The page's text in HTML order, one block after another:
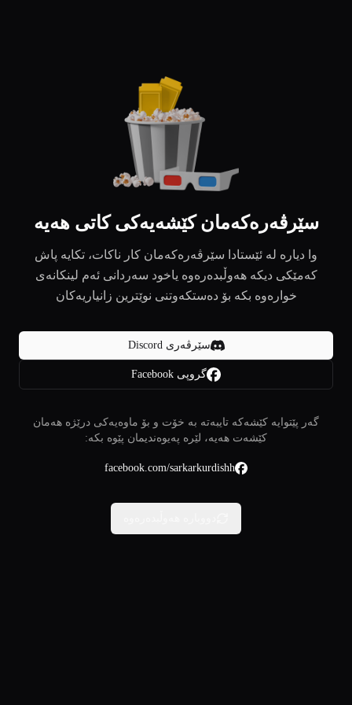
سێرڤەرەکەمان کێشەیەکی کاتی هەیە
وا دیارە لە ئێستادا سێرڤەرەکەمان کار ناکات، تکایە پاش
کەمێکی دیکە هەوڵبدەرەوە یاخود سەردانی ئەم لینکانەی
خوارەوە بکە بۆ دەستکەوتنی نوێترین زانیاریەکان
سێرڤەری Discord
گروپی Facebook
گەر پێتوایە کێشەکە تایبەتە بە خۆت و بۆ ماوەیەکی درێژە هەمان
کێشەت هەیە، لێرە پەیوەندیمان پێوە بکە:
facebook.com/sarkarkurdishh